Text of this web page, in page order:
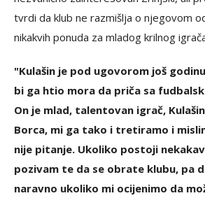
tvrdi da klub ne razmišlja o njegovom
nikakvih ponuda za mladog krilnog
"Kulašin je pod ugovorom još
bi ga htio mora da priča sa
On je mlad, talentovan igrač,
Borca, mi ga tako i tretiramo i
nije pitanje. Ukoliko postoji
pozivam te da se obrate klubu, pa
naravno ukoliko mi ocijenimo da